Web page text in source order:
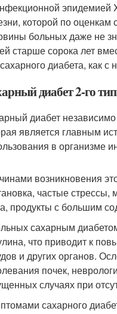
эпидемией
которой по
больных даже не
старше сорока лет
диабета, как
диабет 2-го
диабет независимо
является главным
в организме
возникновения
частые
продукты с большим
сахарным
что приводит к
и других органов.
почек,
случаях при
сахарного